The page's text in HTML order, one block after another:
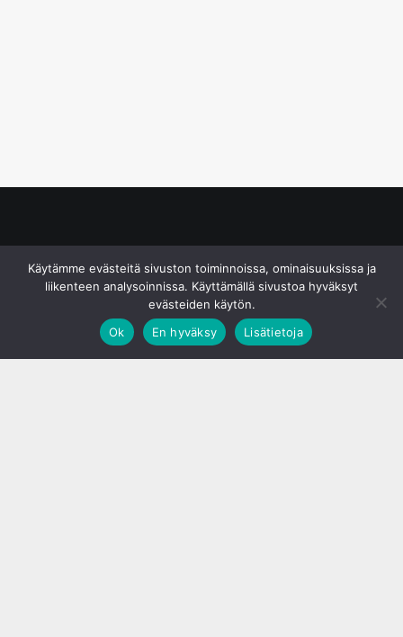
Käytämme evästeitä sivuston toiminnoissa, ominaisuuksissa ja
liikenteen analysoinnissa. Käyttämällä sivustoa hyväksyt
evästeiden käytön.
Ok
En hyväksy Lisätietoja